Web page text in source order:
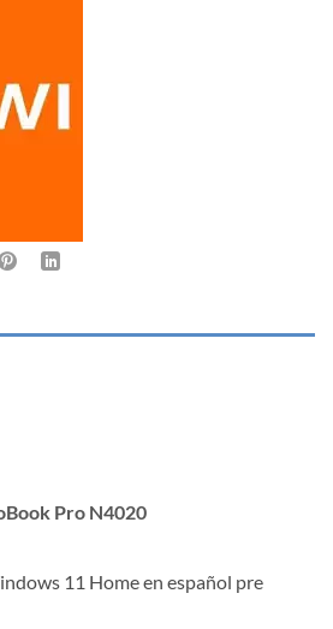
Pro N4020
11 Home en español pre